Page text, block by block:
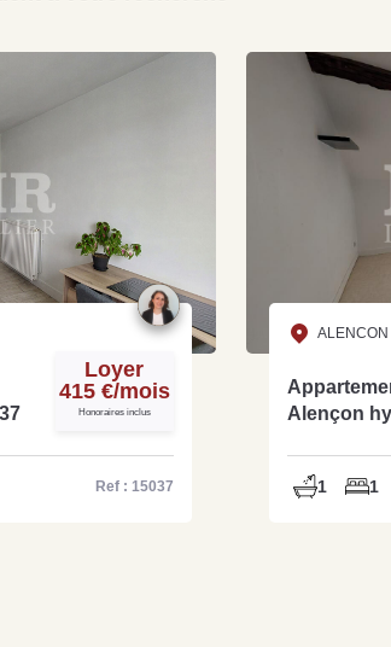
Loyer
415 €/mois
Honoraires inclus
Ref : 15037
Alençon
1 1